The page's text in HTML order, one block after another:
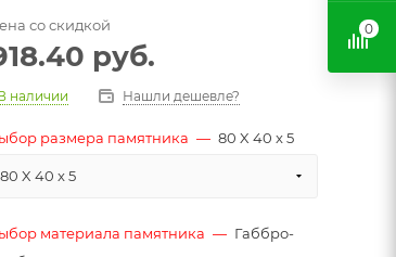
со скидкой
руб.
наличии Нашли дешевле?
размера памятника — 80 X 40 x 5
80 X 40 x 5
материала памятника — Габбро-
0